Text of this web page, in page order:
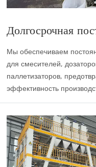
Долгосрочная
Мы обеспечиваем
для смесителей,
паллетизаторов,
эффективность